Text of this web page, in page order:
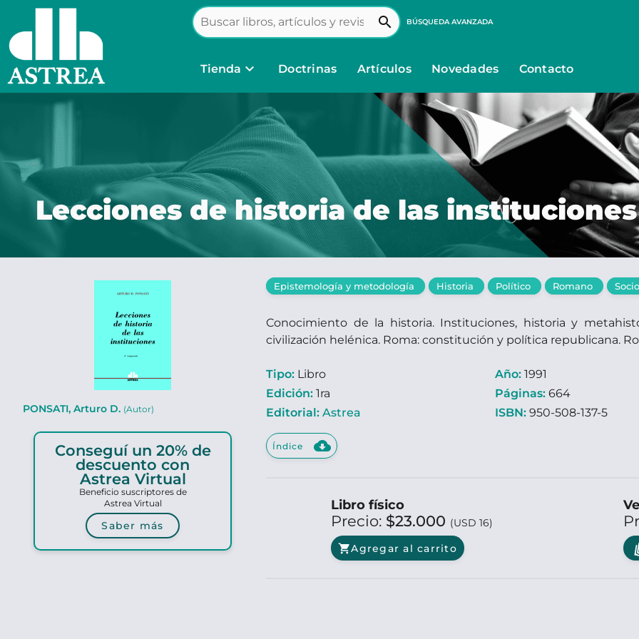
search BÚSQUEDA AVANZADA
Tienda keyboard_arrow_down Doctrinas Artículos Novedades Contacto
Lecciones de historia de las instituciones
PONSATI, Arturo D. (Autor)
Conseguí un 20% de
descuento con
Astrea Virtual
Beneficio suscriptores de
Astrea Virtual
Saber más
Epistemología y metodología Historia Político Romano
Conocimiento de la historia. Instituciones, historia y
civilización helénica. Roma: constitución y política republicana.
Tipo: Libro
Edición: 1ra
Editorial: Astrea
Año: 1991
Páginas: 664
ISBN: 950-508-137-5
Índice cloud_download
Libro físico
Precio: $23.000 (USD 16)
shopping_cartAgregar al carrito